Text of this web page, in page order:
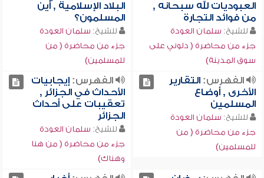
العبوديات لله سبحانه ,
من فوائد التجارة
للشيخ: سلمان العودة
جزء من محاضرة ( دلوني على
سوق المدينة)
البلاد الإسلامية , أين
المسلمون؟
للشيخ: سلمان العودة
جزء من محاضرة ( من
للمسلمين)
الفهرس:التقارير
الأخرى , أوضاع
المسلمين
للشيخ: سلمان العودة
جزء من محاضرة ( من
للمسلمين)
الفهرس:إيجابيات
الأحداث في الجزائر ,
تعقيبات على أحداث
الجزائر
للشيخ: سلمان العودة
جزء من محاضرة ( من هنا
وهناك)